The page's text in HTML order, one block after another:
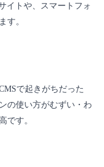
イトや、スマートフォ
す。
で起きがちだった
の使い方がむずい・わ
です。